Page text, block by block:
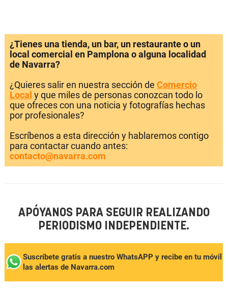
¿Tienes una tienda, un bar, un restaurante o un
local comercial en Pamplona o alguna localidad
de Navarra?
¿Quieres salir en nuestra sección de Comercio
Local y que miles de personas conozcan todo lo
que ofreces con una noticia y fotografías hechas
por profesionales?
Escríbenos a esta dirección y hablaremos contigo
para contactar cuando antes:
contacto@navarra.com
APÓYANOS PARA SEGUIR REALIZANDO
PERIODISMO INDEPENDIENTE.
Suscríbete gratis a nuestro WhatsAPP y recibe en tu móvil
las alertas de Navarra.com